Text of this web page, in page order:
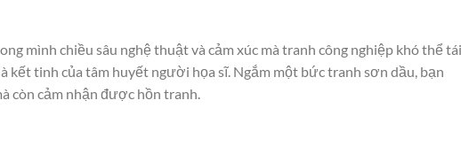
mình chiều sâu nghệ thuật và cảm xúc mà tranh công nghiệp khó thể tái
kết tinh của tâm huyết người họa sĩ. Ngắm một bức tranh sơn dầu, bạn
còn cảm nhận được hồn tranh.